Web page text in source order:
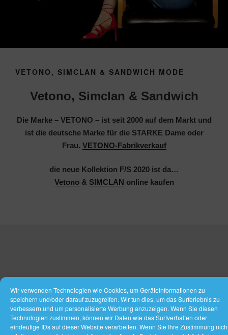
Wir verwenden Technologien wie Cookies, um Geräteinformationen zu
speichern und/oder darauf zuzugreifen. Wir tun dies, um das Surferlebnis zu
verbessern und um personalisierte Werbung anzuzeigen. Wenn Sie diesen
Technologien zustimmen, können wir Daten wie das Surfverhalten oder
eindeutige IDs auf dieser Website verarbeiten. Wenn Sie Ihre Zustimmung
VETONO, SIMCLAN & SANDWICH MODE
Vetono, Simclan & Sandwich
Die Marke – VETONO – ist seit 2000 auf dem Markt und
ist die deutsche Marke für die STARKE Dame oder
Frau. VETONO-Fabrikverkauf
die neue Kollektion F/S 2020 ist da…
Vetono& SIMCLAN online kaufen